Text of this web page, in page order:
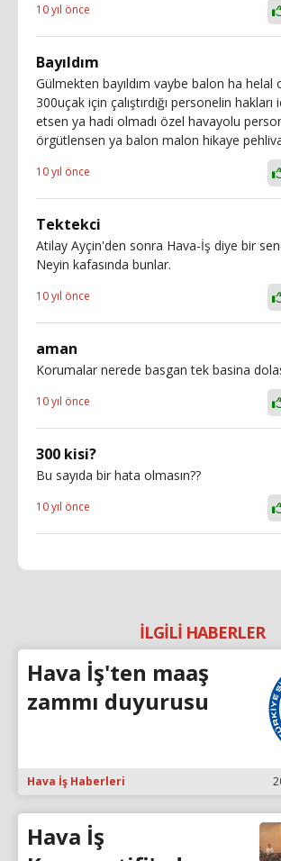
10 yıl önce
Bayıldım
Gülmekten bayıldım vaybe balon ha helal
300uçak için çalıştırdığı personelin
etsen ya hadi olmadı özel havayolu
örgütlensen ya balon malon hikaye
10 yıl önce
Tektekci
Atilay Ayçin'den sonra Hava-İş diye bir
Neyin kafasında bunlar.
10 yıl önce
aman
Korumalar nerede basgan tek basina
10 yıl önce
300 kisi?
Bu sayıda bir hata olmasın??
10 yıl önce
İLGİLİ HABERLER
Hava İş'ten maaş
zammı duyurusu
Hava İş Haberleri
Hava İş